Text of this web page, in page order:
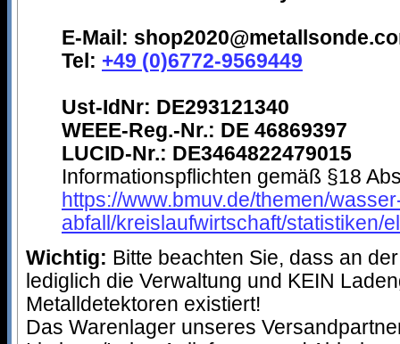
E-Mail:
Tel: +49 (0)6772-9569449
Ust-IdNr: DE293121340
WEEE-Reg.-Nr.: DE 46869397
LUCID-Nr.: DE3464822479015
Informationspflichten gemäß §18
https://www.bmuv.de/themen/
abfall/kreislaufwirtschaft/statistiken/
Wichtig: Bitte beachten Sie, dass an
lediglich die Verwaltung und KEIN
Metalldetektoren existiert!
Das Warenlager unseres